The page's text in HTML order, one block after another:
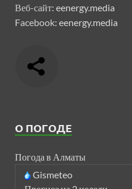
Веб-сайт: eenergy.media
Facebook: eenergy.media
О ПОГОДЕ
Погода в Алматы
Gismeteo